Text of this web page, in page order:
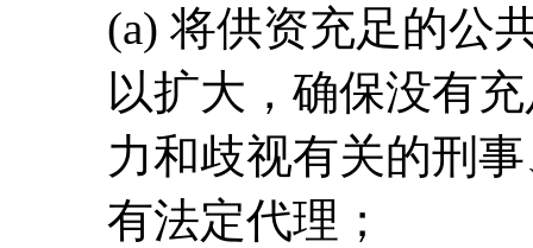
(a) 将供资充足的公
以扩大，确保没有
力和歧视有关的刑
有法定代理；